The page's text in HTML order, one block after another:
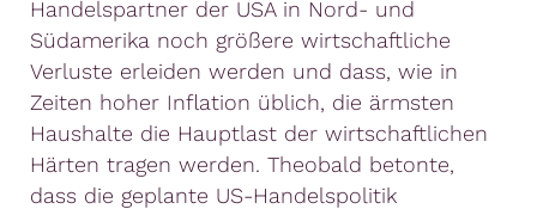
Handelspartner der USA in Nord- und
Südamerika noch größere wirtschaftliche
Verluste erleiden werden und dass, wie in
Zeiten hoher Inflation üblich, die ärmsten
Haushalte die Hauptlast der wirtschaftlichen
Härten tragen werden. Theobald betonte,
dass die geplante US-Handelspolitik